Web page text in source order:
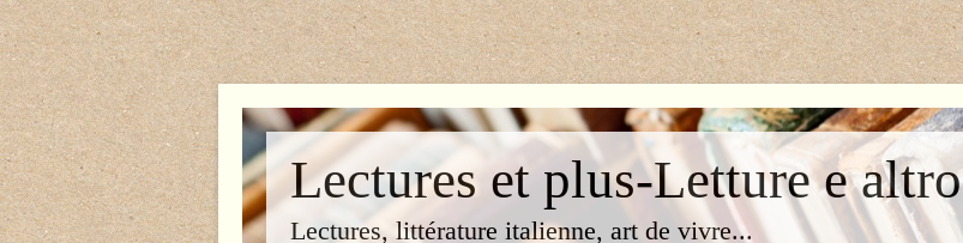
Lectures et plus-Letture e altro
Lectures, littérature italienne, art de vivre...